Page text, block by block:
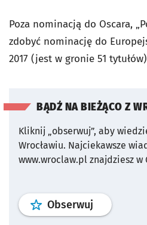
Poza nominacją do Oscara,
zdobyć nominację do
2017 (jest w gronie 51
BĄDŹ NA BIEŻĄCO Z
Kliknij „obserwuj”, aby
Wrocławiu. Najciekawsze
www.wroclaw.pl znajdziesz w
Obserwuj profil